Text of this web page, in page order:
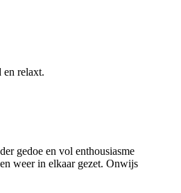
en relaxt.
gedoe en vol enthousiasme
weer in elkaar gezet. Onwijs